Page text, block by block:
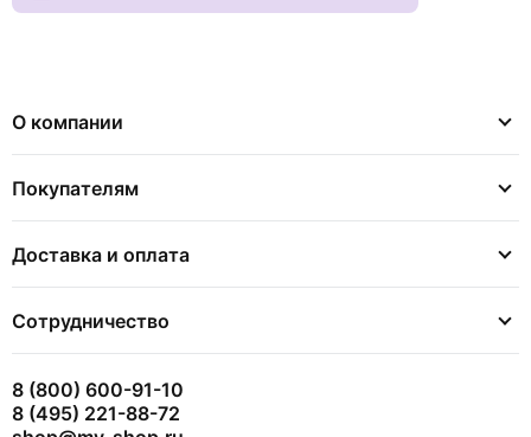
О компании
Покупателям
Доставка и оплата
Сотрудничество
8 (800) 600-91-10
8 (495) 221-88-72